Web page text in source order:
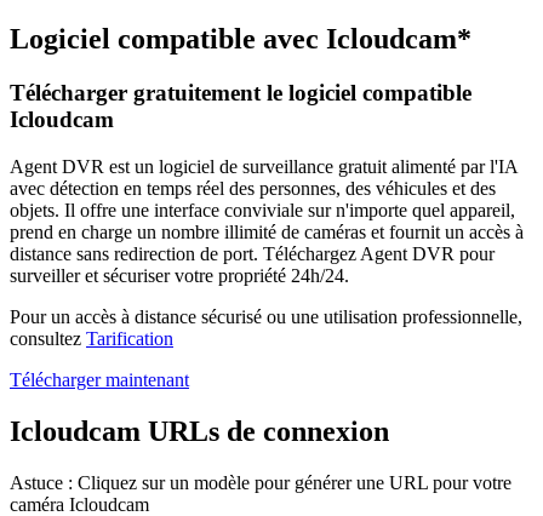
Logiciel compatible avec Icloudcam*
Télécharger gratuitement le logiciel compatible
Icloudcam
Agent DVR est un logiciel de surveillance gratuit alimenté par l'IA
avec détection en temps réel des personnes, des véhicules et des
objets. Il offre une interface conviviale sur n'importe quel appareil,
prend en charge un nombre illimité de caméras et fournit un accès à
distance sans redirection de port. Téléchargez Agent DVR pour
surveiller et sécuriser votre propriété 24h/24.
Pour un accès à distance sécurisé ou une utilisation professionnelle,
consultez Tarification
Télécharger maintenant
Icloudcam URLs de connexion
Astuce : Cliquez sur un modèle pour générer une URL pour votre
caméra Icloudcam